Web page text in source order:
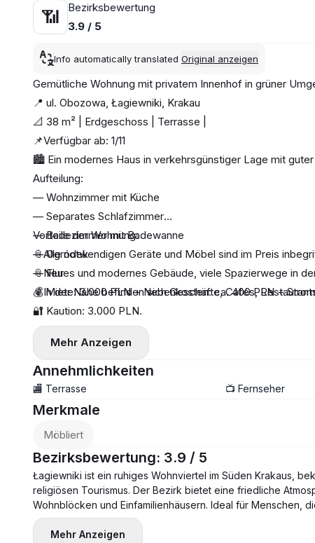
📶
Bezirksbewertung
3.9 / 5
Info automatically translated Original anzeigen
Gemütliche Wohnung mit privatem Innenhof in grüner
📍 ul. Obozowa, Łagiewniki, Krakau
📐 38 m² | Erdgeschoss | Terrasse |
📌Verfügbar ab: 1/11
🏙 Ein modernes Haus in verkehrsgünstiger Lage mit
Aufteilung:
— Wohnzimmer mit Küche
— Separates Schlafzimmer
— Badezimmer mit Badewanne
— Ogródek
— Flur
Vorteile der Wohnung:
📎Alle notwendigen Geräte und Möbel sind im Preis
📎Neues und modernes Gebäude, viele Spazierwege in
📎In der Nähe befinden sich Geschäfte, Cafés,
💰 Miete: 3.000 PLN + Nebenkosten: ca. 400 PLN +
🔐 Kaution: 3.000 PLN.
Mehr Anzeigen
Annehmlichkeiten
🏬 Terrasse 📺 Fernseher
Merkmale
Möbliert
Bezirksbewertung: 3.9 / 5
Łagiewniki ist ein ruhiges Wohnviertel im Süden Krakaus,
religiösen Tourismus. Der Bezirk bietet eine friedliche
Wohnblöcken und Einfamilienhäusern. Ideal für Menschen,
Mehr Anzeigen